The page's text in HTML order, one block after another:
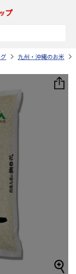
九州・沖縄のお米